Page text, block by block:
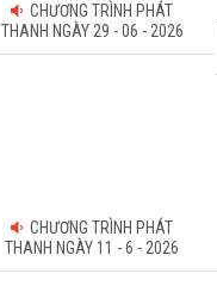
CHƯƠNG TRÌNH PHÁT
THANH NGÀY 29 - 06 - 2026
CHƯƠNG TRÌNH PHÁT
THANH NGÀY 11 - 6 - 2026